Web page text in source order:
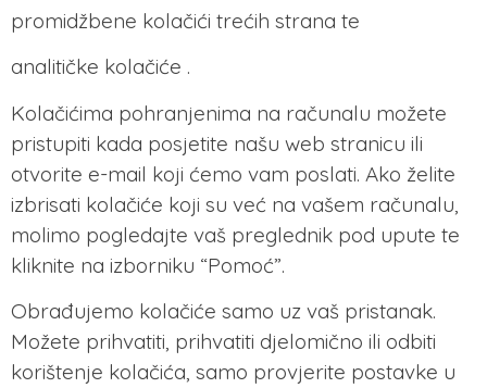
promidžbene kolačići trećih strana te
analitičke kolačiće .
Kolačićima pohranjenima na računalu možete
pristupiti kada posjetite našu web stranicu ili
otvorite e-mail koji ćemo vam poslati. Ako želite
izbrisati kolačiće koji su već na vašem računalu,
molimo pogledajte vaš preglednik pod upute te
kliknite na izborniku “Pomoć”.
Obrađujemo kolačiće samo uz vaš pristanak.
Možete prihvatiti, prihvatiti djelomično ili odbiti
korištenje kolačića, samo provjerite postavke u